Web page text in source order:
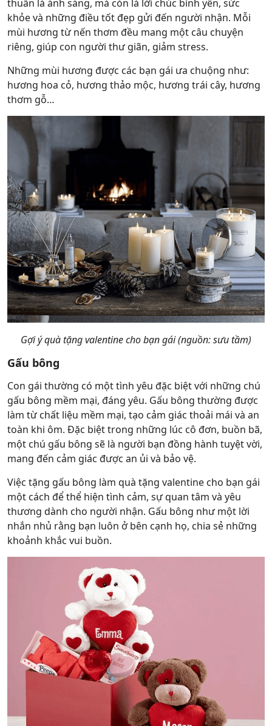
thuần là ánh sáng, mà còn là lời chúc bình yên, sức
khỏe và những điều tốt đẹp gửi đến người nhận. Mỗi
mùi hương từ nến thơm đều mang một câu chuyện
riêng, giúp con người thư giãn, giảm stress.
Những mùi hương được các bạn gái ưa chuộng như:
hương hoa cỏ, hương thảo mộc, hương trái cây, hương
thơm gỗ…
Gợi ý quà tặng valentine cho bạn gái (nguồn: sưu tầm)
Gấu bông
Con gái thường có một tình yêu đặc biệt với những chú
gấu bông mềm mại, đáng yêu. Gấu bông thường được
làm từ chất liệu mềm mại, tạo cảm giác thoải mái và an
toàn khi ôm. Đặc biệt trong những lúc cô đơn, buồn bã,
một chú gấu bông sẽ là người bạn đồng hành tuyệt vời,
mang đến cảm giác được an ủi và bảo vệ.
Việc tặng gấu bông làm quà tặng valentine cho bạn gái
một cách để thể hiện tình cảm, sự quan tâm và yêu
thương dành cho người nhận. Gấu bông như một lời
nhắn nhủ rằng bạn luôn ở bên cạnh họ, chia sẻ những
khoảnh khắc vui buồn.